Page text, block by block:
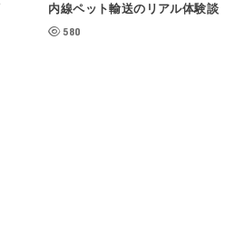
内線ペット輸送のリアル体験談
580